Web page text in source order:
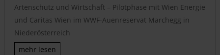
Artenschutz und Wirtschaft – Pilotphase mit Wien Energie
und Caritas Wien im WWF-Auenreservat Marchegg in
Niederösterreich
mehr lesen